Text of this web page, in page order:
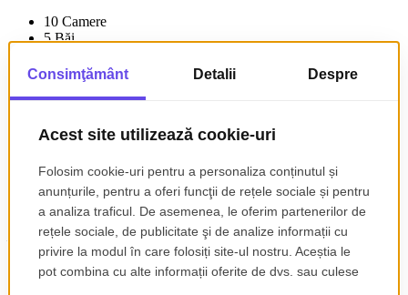
10 Camere
5 Băi
Casă/Vilă
€ 385.000
Descoperă cele mai noi oferte imobiliare
din România – apartamente, case,
terenuri și spații comerciale
Explorează o selecție actualizată de oferte imobiliare de vânzare și
închiriere,
disponibile în toată țara. Fie că ești în căutarea unui
apartament de vânzare în Pitești, a unei case cu terensau a unui
spațiu comercial de închiriat,Romencos îți oferă acces rapid la